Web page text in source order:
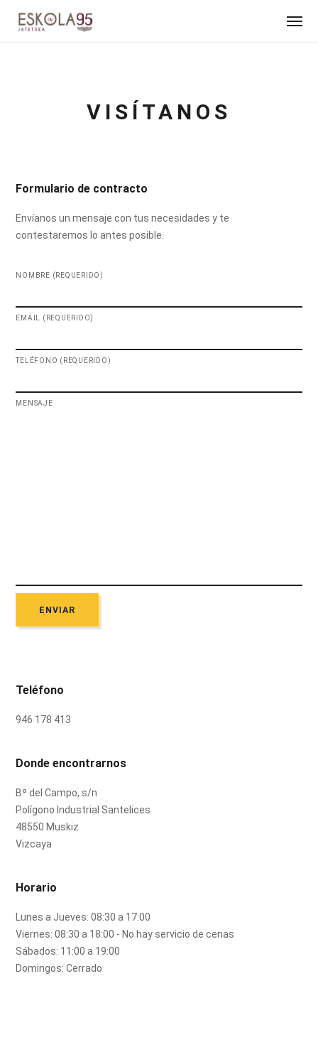
VISÍTANOS
Formulario de contracto
Envíanos un mensaje con tus necesidades y te
contestaremos lo antes posible.
NOMBRE (REQUERIDO)
EMAIL (REQUERIDO)
TELÉFONO (REQUERIDO)
MENSAJE
Teléfono
946 178 413
Donde encontrarnos
Bº del Campo, s/n
Polígono Industrial Santelices
48550 Muskiz
Vizcaya
Horario
Lunes a Jueves: 08:30 a 17:00
Viernes: 08:30 a 18:00 - No hay servicio de cenas
Sábados: 11:00 a 19:00
Domingos: Cerrado